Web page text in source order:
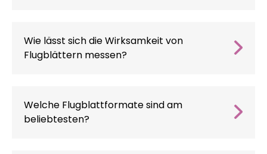
CTAs, die dem Profil des Kunden entsprechen.
Wie lässt sich die Wirksamkeit von
Flugblättern messen?
Flugblatt, E-Coupons, um die Konversionen zu
verfolgen.
Welche Flugblattformate sind am
beliebtesten?